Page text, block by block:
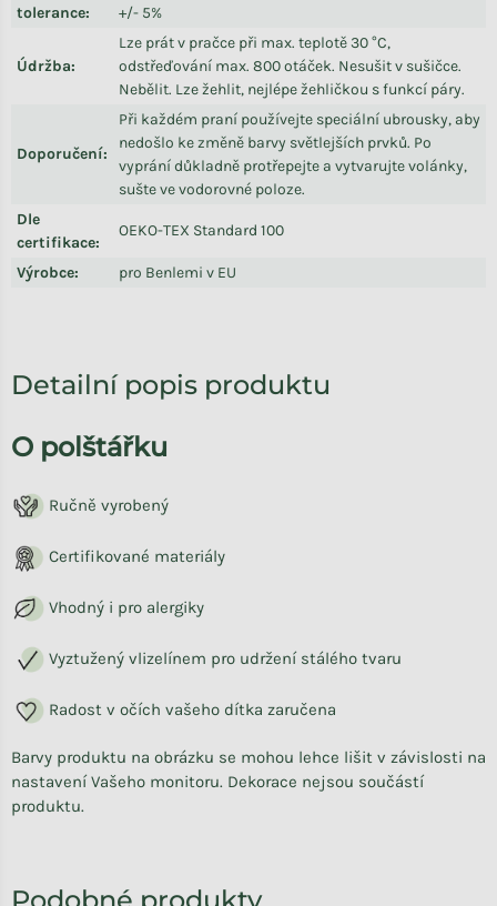
tolerance:
+/- 5%
Údržba:
Lze prát v pračce při max. teplotě 30 °C,
odstřeďování max. 800 otáček. Nesušit v sušičce.
Nebělit. Lze žehlit, nejlépe žehličkou s funkcí páry.
Doporučení:
Při každém praní používejte speciální ubrousky, aby
nedošlo ke změně barvy světlejších prvků. Po
vyprání důkladně protřepejte a vytvarujte volánky,
sušte ve vodorovné poloze.
Dle
certifikace:
OEKO-TEX Standard 100
Výrobce: pro Benlemi v EU
Detailní popis produktu
O polštářku
Ručně vyrobený
Certifikované materiály
Vhodný i pro alergiky
Vyztužený vlizelínem pro udržení stálého tvaru
Radost v očích vašeho dítka zaručena
Barvy produktu na obrázku se mohou lehce lišit v závislosti na
nastavení Vašeho monitoru. Dekorace nejsou součástí
produktu.